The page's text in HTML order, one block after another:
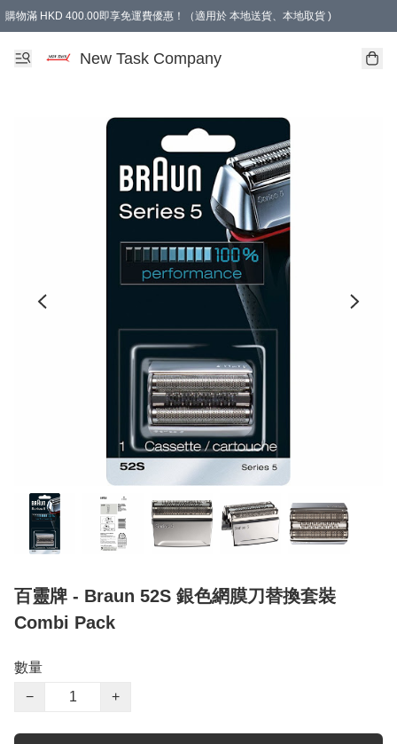
購物滿 HKD 400.00即享免運費優惠！（適用於 本地送貨、本地取貨 )
New Task Company
百靈牌 - Braun 52S 銀色網膜刀替換套裝
Combi Pack
數量
−
+